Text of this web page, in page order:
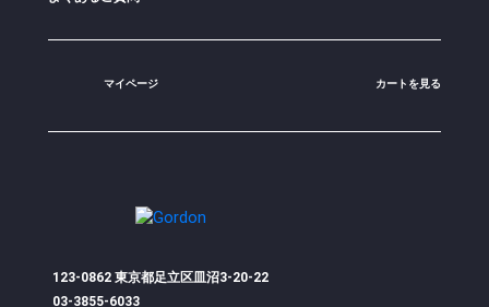
123-0862 東京都足立区皿沼3-20-22
03-3855-6033
マイページ カートを見る